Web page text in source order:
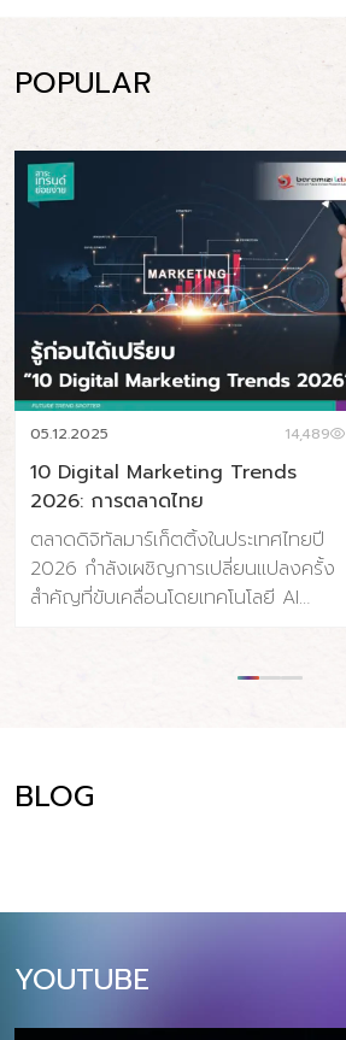
POPULAR
05.12.2025 14,489
10 Digital Marketing Trends
2026: การตลาดไทย
ตลาดดิจิทัลมาร์เก็ตติ้งในประเทศไทยปี
2026 กำลังเผชิญการเปลี่ยนแปลงครั้ง
สำคัญที่ขับเคลื่อนโดยเทคโนโลยี AI
ส่วนตัวที่สูงขึ้น ประเทศไทยมีผู้ใช้
จ่ายโฆษณาดิจิทัลคาดว่าจะแตะ 34.5 พัน
AI แบบ Agentic, การตลาดผ่าน Social
Sustainability และ Omnichannel
ทบโดยตรงต่อกลยุทธ์การตลาดและการ
BLOG
YOUTUBE